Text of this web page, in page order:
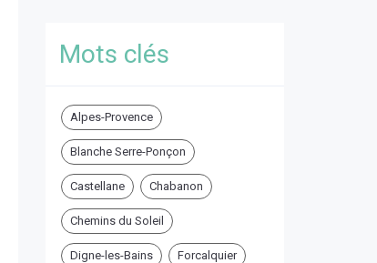
Mots clés
Alpes-Provence
Blanche Serre-Ponçon
Castellane Chabanon
Chemins du Soleil
Digne-les-Bains Forcalquier